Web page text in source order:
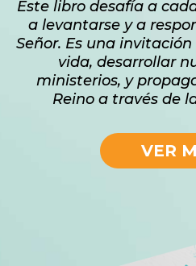
Este libro desafía a
a levantarse y a
Señor. Es una
vida, desarrollar
ministerios, y
Reino a través de
VER